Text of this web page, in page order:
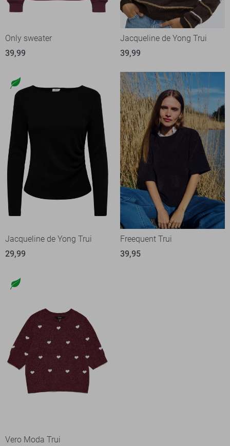
Only sweater
39,99
Jacqueline de Yong Trui
39,99
Jacqueline de Yong Trui
29,99
Freequent Trui
39,95
Vero Moda Trui